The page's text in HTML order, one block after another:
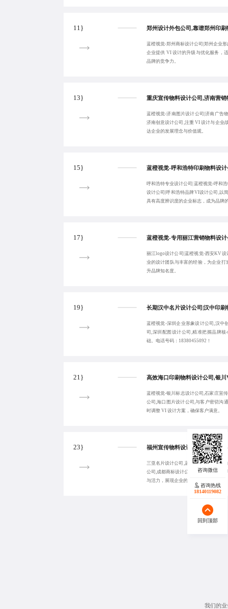
11}
蓝橙视觉-郑州商标设计公司|郑州企业
企业提供 VI 设计的升级与优化服务，
品牌的竞争力。
13}
蓝橙视觉-济南图片设计公司|济南广告
济南创意设计公司,注重 VI 设计与企业
达企业的发展理念与价值观。
15}
呼和浩特专业设计公司|蓝橙视觉-呼和
设计公司|呼和浩特品牌VI设计公司,以
具有高度辨识度的企业标志，成为品牌
17}
丽江logo设计公司|蓝橙视觉-西安KV设
业的设计团队与丰富的经验，为企业
升品牌知名度。
19}
蓝橙视觉-深圳企业形象设计公司,汉中
司,深圳配图设计公司,精准把握品牌
础。电话号码：18380455092！
21}
蓝橙视觉-银川标志设计公司,石家庄宣
公司,海口图片设计公司,与客户密切沟
时调整 VI 设计方案，确保客户满意。
23}
三亚名片设计公司,蓝橙视觉-成都广告
公司,成都商标设计公司,运用创新的设
与活力，展现企业的创新精神。
我们的
咨询热线
18140119082
回到顶部